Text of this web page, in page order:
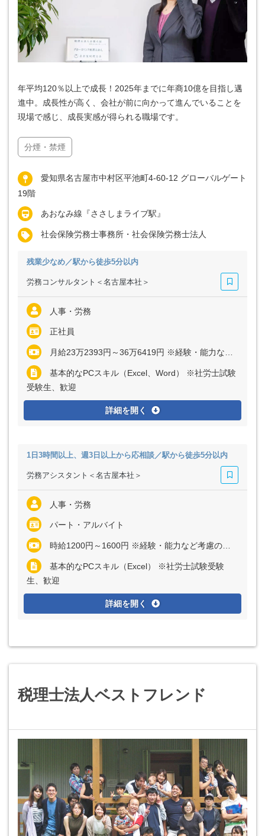
年平均120％以上で成長！2025年までに年商10億を目指し邁
進中。成長性が高く、会社が前に向かって進んでいることを
現場で感じ、成長実感が得られる職場です。
分煙・禁煙
愛知県名古屋市中村区平池町4-60-12 グローバルゲート
19階
あおなみ線『ささしまライブ駅』
社会保険労務士事務所・社会保険労務士法人
残業少なめ／駅から徒歩5分以内
労務コンサルタント＜名古屋本社＞
人事・労務
正社員
月給23万2393円～36万6419円 ※経験・能力など考慮の上、決定いたします ※上記に固定残業代（月30時間分＝4万3393円～6万8419円）を含む ※超過分は別途全額支給
基本的なPCスキル（Excel、Word） ※社労士試験
受験生、歓迎
詳細を開く
1日3時間以上、週3日以上から応相談／駅から徒歩5分以内
労務アシスタント＜名古屋本社＞
人事・労務
パート・アルバイト
時給1200円～1600円 ※経験・能力など考慮の上、決定いたします
基本的なPCスキル（Excel） ※社労士試験受験
生、歓迎
詳細を開く
税理士法人ベストフレンド